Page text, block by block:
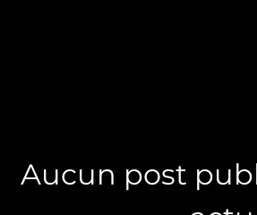
Aucun post